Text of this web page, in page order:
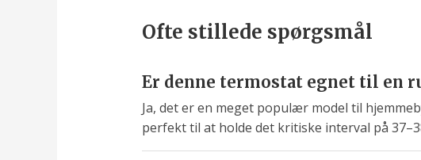
Ofte stillede spørgsmål
Er denne termostat egnet til en
Ja, det er en meget populær model til
perfekt til at holde det kritiske interval på